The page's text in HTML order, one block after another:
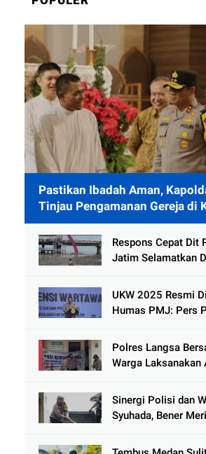
Pastikan Ibadah Aman,
Tinjau Pengamanan Gereja di
Gading
Respons Cepat Dit
Jatim Selamatkan
Kenjeran
UKW 2025 Resmi
Humas PMJ: Pers
Hoaks
Polres Langsa
Warga Laksanakan
Tamiang
Sinergi Polisi dan
Syuhada, Bener